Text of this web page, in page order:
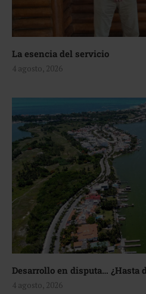
La esencia del servicio
4 agosto, 2026
Desarrollo en disputa… ¿Hasta
4 agosto, 2026